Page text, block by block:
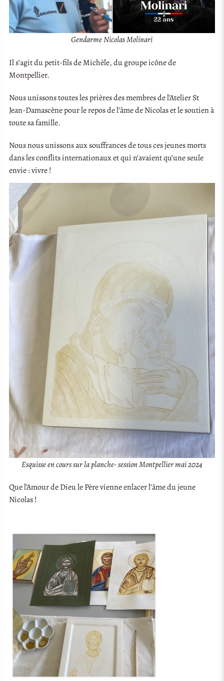
Gendarme Nicolas Molinari
Il s’agit du petit-fils de Michèle, du groupe icône de
Montpellier.
Nous unissons toutes les prières des membres de l’Atelier St
Jean-Damascène pour le repos de l’âme de Nicolas et le soutien à
toute sa famille.
Nous nous unissons aux souffrances de tous ces jeunes morts
dans les conflits internationaux et qui n’avaient qu’une seule
envie : vivre !
Esquisse en cours sur la planche- session Montpellier mai 2024
Que l’Amour de Dieu le Père vienne enlacer l’âme du jeune
Nicolas !